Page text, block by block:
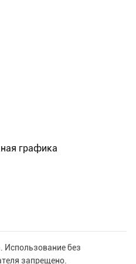
графика
Использование без
запрещено.